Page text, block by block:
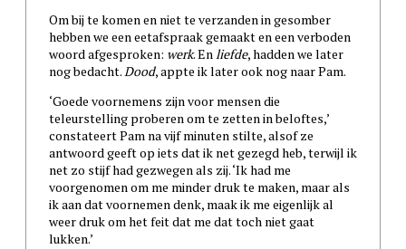
Om bij te komen en niet te verzanden in gesomber
hebben we een eetafspraak gemaakt en een verboden
woord afgesproken: werk. Enliefde, hadden we later
nog bedacht.Dood, appte ik later ook nog naar Pam.
‘Goede voornemens zijn voor mensen die
teleurstelling proberen om te zetten in beloftes,’
constateert Pam na vijf minuten stilte, alsof ze
antwoord geeft op iets dat ik net gezegd heb, terwijl ik
net zo stijf had gezwegen als zij. ‘Ik had me
voorgenomen om me minder druk te maken, maar als
ik aan dat voornemen denk, maak ik me eigenlijk al
weer druk om het feit dat me dat toch niet gaat
lukken.’